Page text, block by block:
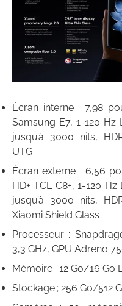
Écran interne : 7,98
Samsung E7, 1-120 Hz
jusqu’à 3000 nits,
UTG
Écran externe : 6,56
HD+ TCL C8+, 1-120
jusqu’à 3000 nits,
Xiaomi Shield Glass
Processeur :
3,3 GHz, GPU Adreno
Mémoire : 12 Go/16 Go
Stockage ; 256 Go/512